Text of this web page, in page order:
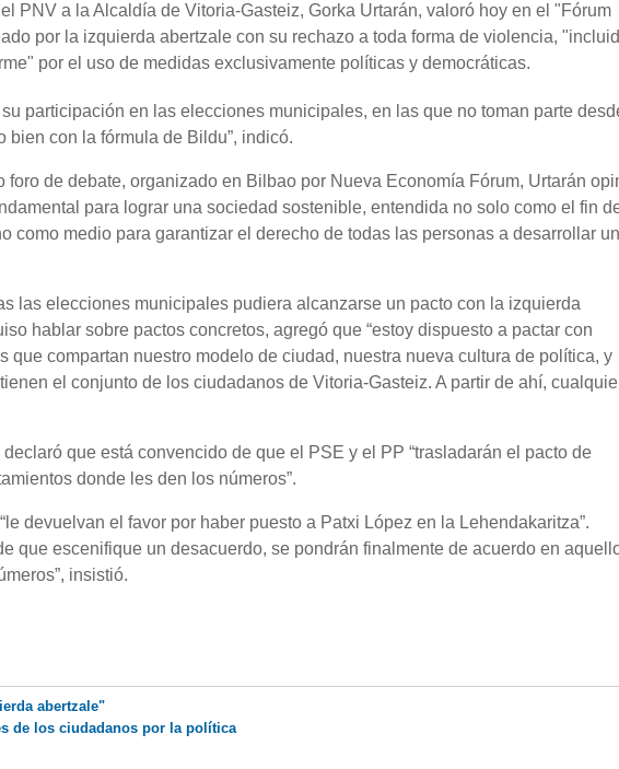
PNV a la Alcaldía de Vitoria-Gasteiz, Gorka Urtarán, valoró hoy en el "Fórum
por la izquierda abertzale con su rechazo a toda forma de violencia,
por el uso de medidas exclusivamente políticas y democráticas.
participación en las elecciones municipales, en las que no toman parte
bien con la fórmula de Bildu”, indicó.
foro de debate, organizado en Bilbao por Nueva Economía Fórum, Urtarán
para lograr una sociedad sostenible, entendida no solo como el fin
como medio para garantizar el derecho de todas las personas a desarrollar
las elecciones municipales pudiera alcanzarse un pacto con la izquierda
hablar sobre pactos concretos, agregó que “estoy dispuesto a pactar con
que compartan nuestro modelo de ciudad, nuestra nueva cultura de política, y
el conjunto de los ciudadanos de Vitoria-Gasteiz. A partir de ahí,
que está convencido de que el PSE y el PP “trasladarán el pacto de
donde les den los números”.
devuelvan el favor por haber puesto a Patxi López en la Lehendakaritza”.
que escenifique un desacuerdo, se pondrán finalmente de acuerdo en
insistió.
abertzale"
de los ciudadanos por la política